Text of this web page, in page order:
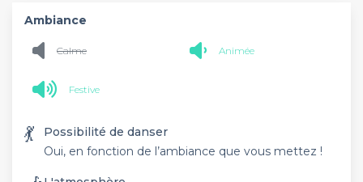
Ambiance
Calme Animée
Festive
💃
Possibilité de danser
Oui, en fonction de l’ambiance que vous mettez !